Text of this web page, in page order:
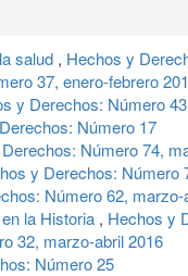
salud , Hechos y
37, enero-febrero
y Derechos: Número
Número 17
Número 74,
y Derechos: Número
Número 62, marzo-
la Historia , Hechos y
32, marzo-abril 2016
Número 25